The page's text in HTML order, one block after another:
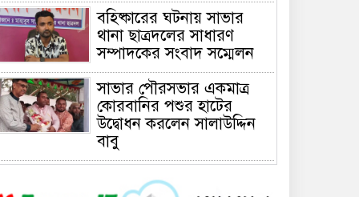
বহিষ্কারের ঘটনায় সাভার
থানা ছাত্রদলের সাধারণ
সম্পাদকের সংবাদ সম্মেলন
সাভার পৌরসভার একমাত্র
কোরবানির পশুর হাটের
উদ্বোধন করলেন সালাউদ্দিন
বাবু
সাভারে চাঁদার দাবীতে ব্যাবসা